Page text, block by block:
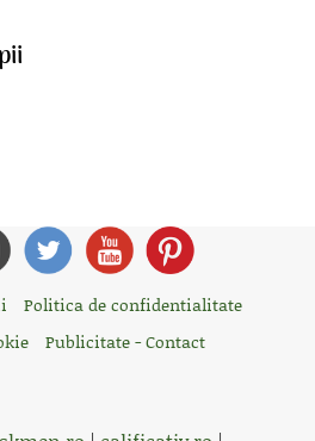
Politica de confidentialitate
Publicitate - Contact